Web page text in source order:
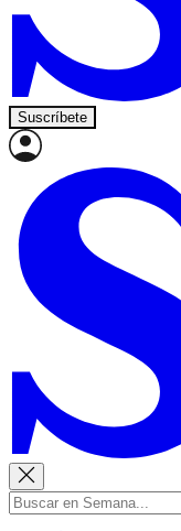
Suscríbete